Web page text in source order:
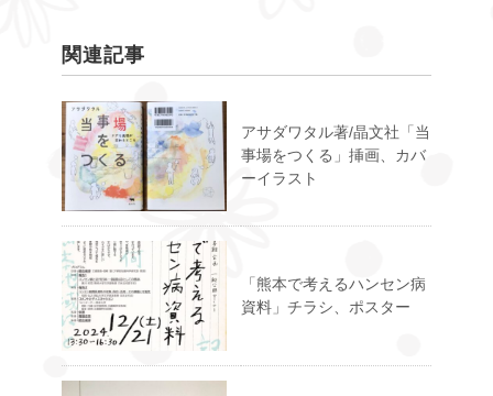
関連記事
アサダワタル著/晶文社「当
事場をつくる」挿画、カバ
ーイラスト
「熊本で考えるハンセン病
資料」チラシ、ポスター